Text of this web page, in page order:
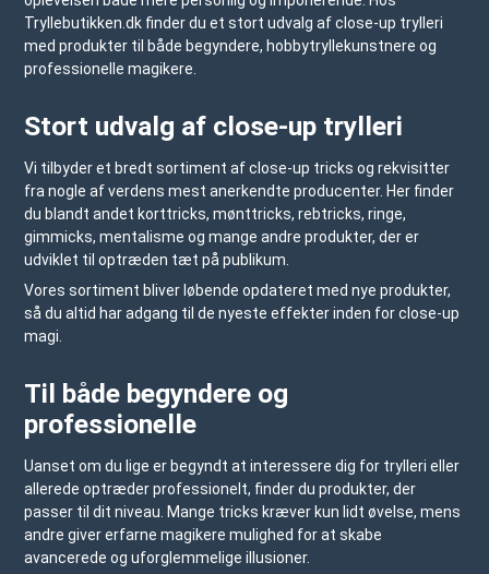
Tryllebutikken.dk finder du et stort udvalg af close-up trylleri
med produkter til både begyndere, hobbytryllekunstnere og
professionelle magikere.
Stort udvalg af close-up trylleri
Vi tilbyder et bredt sortiment af close-up tricks og rekvisitter
fra nogle af verdens mest anerkendte producenter. Her finder
du blandt andet korttricks, mønttricks, rebtricks, ringe,
gimmicks, mentalisme og mange andre produkter, der er
udviklet til optræden tæt på publikum.
Vores sortiment bliver løbende opdateret med nye produkter,
så du altid har adgang til de nyeste effekter inden for close-up
magi.
Til både begyndere og
professionelle
Uanset om du lige er begyndt at interessere dig for trylleri eller
allerede optræder professionelt, finder du produkter, der
passer til dit niveau. Mange tricks kræver kun lidt øvelse, mens
andre giver erfarne magikere mulighed for at skabe
avancerede og uforglemmelige illusioner.